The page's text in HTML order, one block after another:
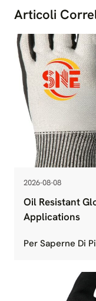
Articoli
2026-08-08
Oil Resistant
Applications
Per Saperne Di